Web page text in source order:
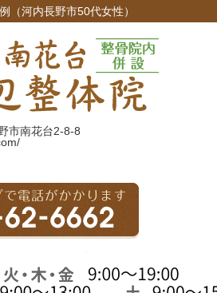
（河内長野市50代女性）
市南花台2-8-8